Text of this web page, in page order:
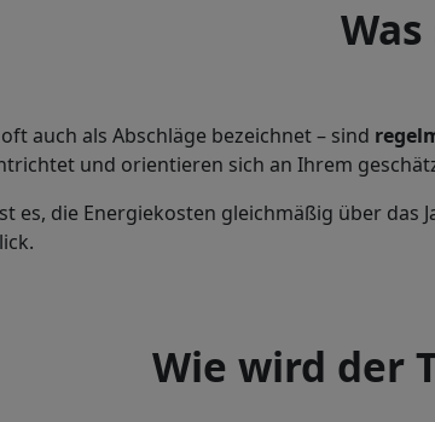
auch als Abschläge bezeichnet – sind
und orientieren sich an Ihrem
es, die Energiekosten gleichmäßig über
Wie wird der